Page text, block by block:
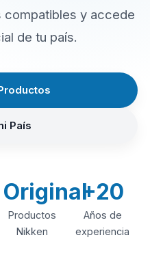
compatibles y accede
de tu país.
País
Original
Productos
Nikken
+20
Años de
experiencia